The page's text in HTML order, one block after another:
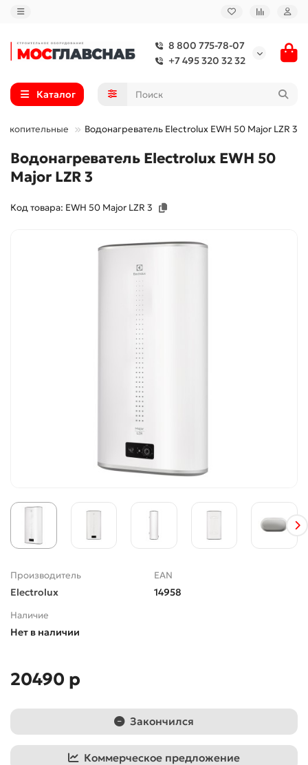
8 800 775-78-07
+7 495 320 32 32
Каталог
Водонагреватель Electrolux EWH 50 Major LZR 3
Водонагреватель Electrolux EWH 50
Major LZR 3
Код товара: EWH 50 Major LZR 3
Производитель
Electrolux
EAN
14958
Наличие
Нет в наличии
20490 р
Закончился
Коммерческое предложение